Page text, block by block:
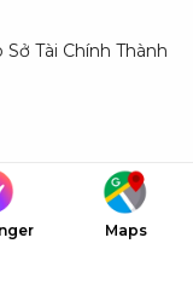
Tài Chính Thành
Maps